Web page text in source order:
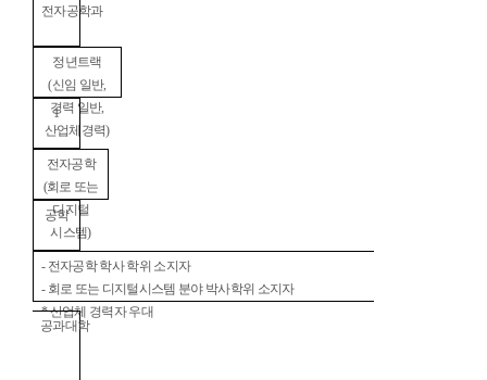
전자공학과
정년트랙
(신임 일반,
경력 일반,
산업체경력)
1
전자공학
(회로 또는
디지털
시스템)
공학
- 전자공학 학사 학위 소지자
- 회로 또는 디지털시스템 분야 박사학위 소지자
*산업체 경력자 우대
공과대학